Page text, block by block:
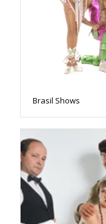
Brasil Shows